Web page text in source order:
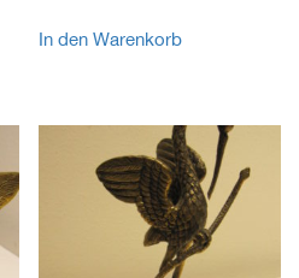
In den Warenkorb